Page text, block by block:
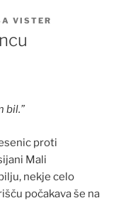
VISTER
bil.”
proti
Mali
nekje celo
počakava še na